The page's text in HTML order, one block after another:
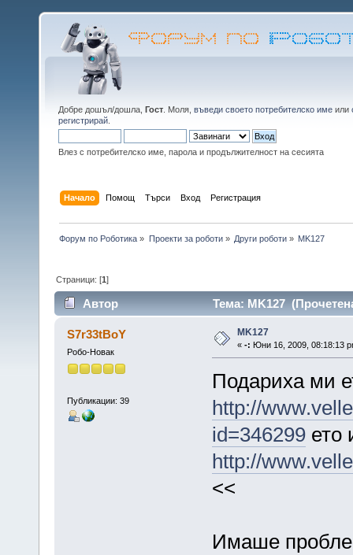
Добре дошъл/дошла, Гост . Моля, въведи своето потребителско име или
регистрирай
Влез с потребителско име, парола и продължителност на сесията
Начало Помощ Търси Вход Регистрация
Форум по Роботика » Проекти за роботи» Други роботи» MK127
Страници: [1]
Автор Тема: MK127
S7r33tBoY
Робо-Новак
Публикации: 39
MK127
« -: Юни 16, 2009, 08:18:13
Подариха ми
http://
id=346299ето
http://
<<
Имаше